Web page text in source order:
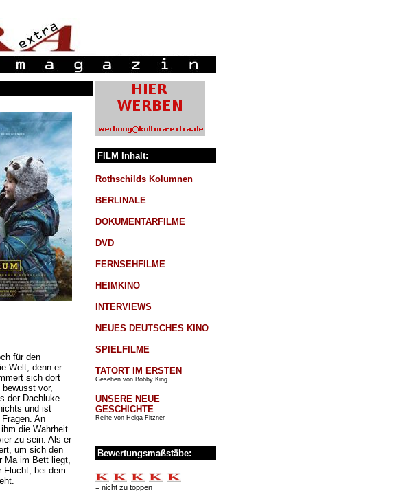
für den
Welt, denn er
sich dort
vor,
der Dachluke
und ist
An
die Wahrheit
zu sein. Als er
um sich den
Ma im Bett liegt,
Flucht, bei dem
FILM Inhalt:
Rothschilds Kolumnen
BERLINALE
DOKUMENTARFILME
DVD
FERNSEHFILME
HEIMKINO
INTERVIEWS
NEUES DEUTSCHES KINO
SPIELFILME
TATORT IM ERSTEN
Gesehen von Bobby King
UNSERE NEUE
GESCHICHTE
Reihe von Helga Fitzner
Bewertungsmaßstäbe:
= nicht zu toppen